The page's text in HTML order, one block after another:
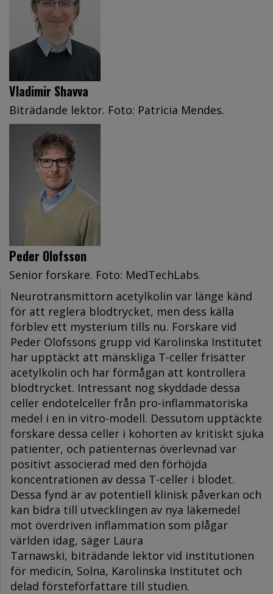
Vladimir Shavva
Biträdande lektor. Foto: Patricia Mendes.
Peder Olofsson
Senior forskare. Foto: MedTechLabs.
Neurotransmittorn acetylkolin var länge känd
för att reglera blodtrycket, men dess källa
förblev ett mysterium tills nu. Forskare vid
Peder Olofssons grupp vid Karolinska Institutet
har upptäckt att mänskliga T-celler frisätter
acetylkolin och har förmågan att kontrollera
blodtrycket. Intressant nog skyddade dessa
celler endotelceller från pro-inflammatoriska
medel i en in vitro-modell. Dessutom upptäckte
forskare dessa celler i kohorten av kritiskt sjuka
patienter, och patienternas överlevnad var
positivt associerad med den förhöjda
koncentrationen av dessa T-celler i blodet.
Dessa fynd är av potentiell klinisk påverkan och
kan bidra till utvecklingen av nya läkemedel
mot överdriven inflammation som plågar
världen idag, säger Laura
Tarnawski, biträdande lektor vid institutionen
för medicin, Solna, Karolinska Institutet och
delad försteförfattare till studien.